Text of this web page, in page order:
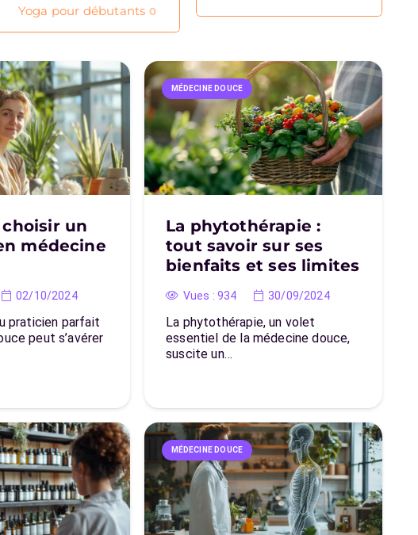
Yoga pour débutants 0
un
médecine
02/10/2024
praticien parfait
peut s’avérer
MÉDECINE DOUCE
La phytothérapie :
tout savoir sur ses
bienfaits et ses limites
Vues :934 30/09/2024
La phytothérapie, un volet
essentiel de la médecine douce,
suscite un…
MÉDECINE DOUCE